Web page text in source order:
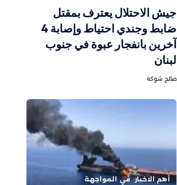
جيش الاحتلال يعترف بمقتل
ضابط وجندي احتياط وإصابة 4
آخرين بانفجار عبوة في جنوب
لبنان
صالح شوكة
أهم الاخبار في المواجهة